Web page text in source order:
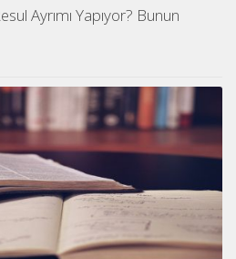
Ayrımı Yapıyor? Bunun